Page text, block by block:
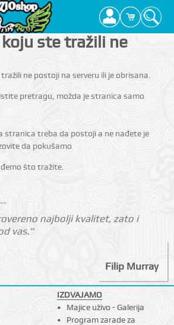
ste tražili ne
ne postoji na serveru ili je obrisana.
pretragu, možda je stranica samo
stranica treba da postoji a ne nađete je
da pokušamo
što tražite.
najbolji kvalitet, zato i
vas."
Filip Murray
IZDVAJAMO
Majice uživo - Galerija
Program zarade za